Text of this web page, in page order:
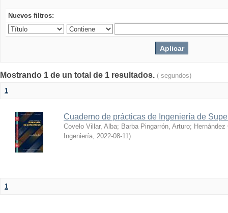
Nuevos filtros:
Mostrando 1 de un total de 1 resultados. ( segundos)
1
Cuaderno de prácticas de Ingeniería de
Covelo Villar, Alba; Barba Pingarrón, Arturo;
Ingeniería, 2022-08-11)
1